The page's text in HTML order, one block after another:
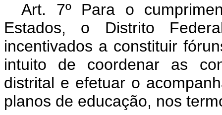
Art. 7º Para o
Estados, o Distrito
incentivados a constituir
intuito de coordenar as
distrital e efetuar o
planos de educação, nos